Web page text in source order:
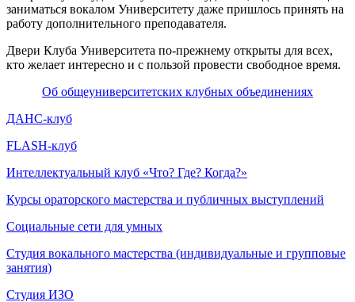
заниматься вокалом Университету даже пришлось принять на
работу дополнительного преподавателя.
Двери Клуба Университета по-прежнему открыты для всех,
кто желает интересно и с пользой провести свободное время.
Об общеуниверситетских клубных объединениях
ДАНС-клуб
FLASH-клуб
Интеллектуальный клуб «Что? Где? Когда?»
Курсы ораторского мастерства и публичных выступлений
Социальные сети для умных
Студия вокального мастерства (индивидуальные и групповые
занятия)
Студия ИЗО